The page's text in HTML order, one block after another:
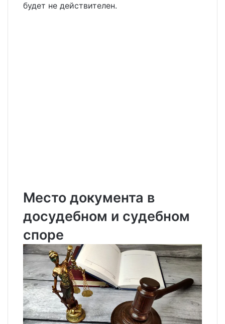
будет не действителен.
Место документа в
досудебном и судебном
споре